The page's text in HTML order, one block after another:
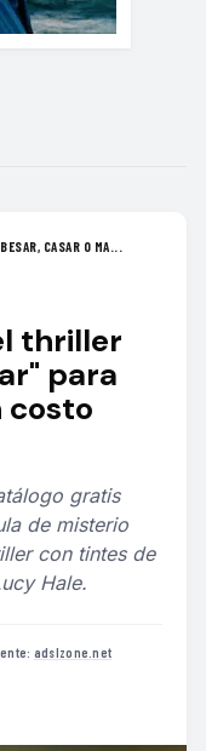
CASAR O MA...
thriller
para
costo
gratis
de misterio
con tintes de
Hale.
adslzone.net